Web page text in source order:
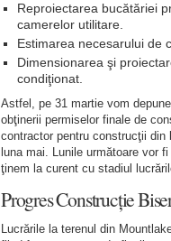
Reproiectarea bucătăriei
camerelor utilitare.
Estimarea necesarului de
Dimensionarea şi
condiţionat.
Astfel, pe 31 martie vom
obţinerii permiselor finale de
contractor pentru construcţii
luna mai. Lunile următoare vor
ţinem la curent cu stadiul
Progres Construcție
Lucrările la terenul din